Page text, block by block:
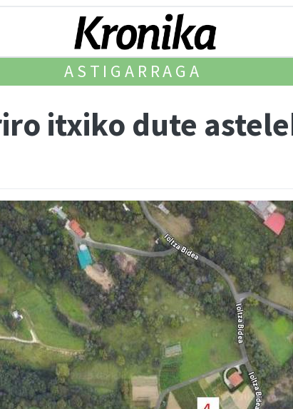
ASTIGARRAGA
itxiko dute